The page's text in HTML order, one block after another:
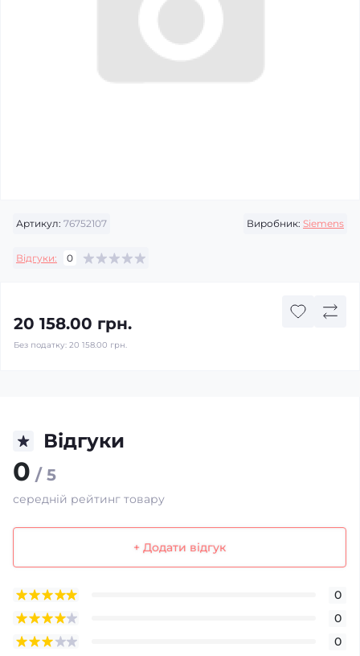
Артикул: 76752107 Виробник: Siemens
Відгуки: 0
20 158.00 грн.
Без податку: 20 158.00 грн.
Відгуки
0 / 5
середній рейтинг товару
+ Додати відгук
0
0
0